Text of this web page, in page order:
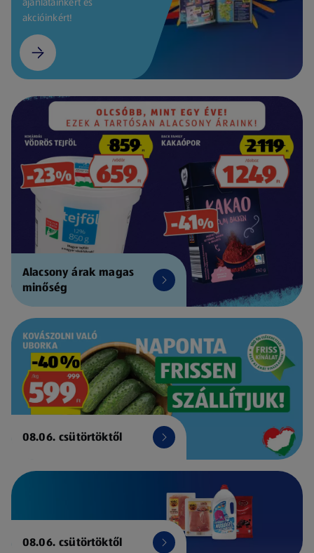
akcióinkért!
Alacsony árak magas
minőség
08.06. csütörtöktől
08.06. csütörtöktől